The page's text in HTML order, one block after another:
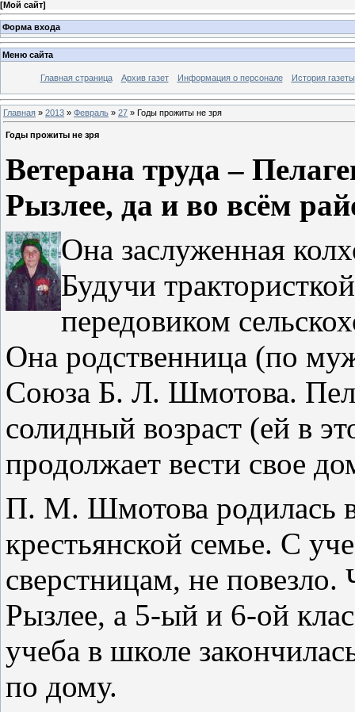
[Мой сайт]
Форма входа
Меню сайта
Главная страница Архив газет Информация о персонале История газеты
Главная » 2013 » Февраль » 27 » Годы прожиты не зря
Годы прожиты не зря
Ветерана труда –
Рызлее, да и во всём
Она заслуженная
Будучи
передовиком
Она родственница (по
Союза Б. Л. Шмотова.
солидный возраст (ей в
продолжает вести свое
П. М. Шмотова родилась
крестьянской семье. С
сверстницам, не повезло.
Рызлее, а 5-ый и 6-ой
учеба в школе
по дому.